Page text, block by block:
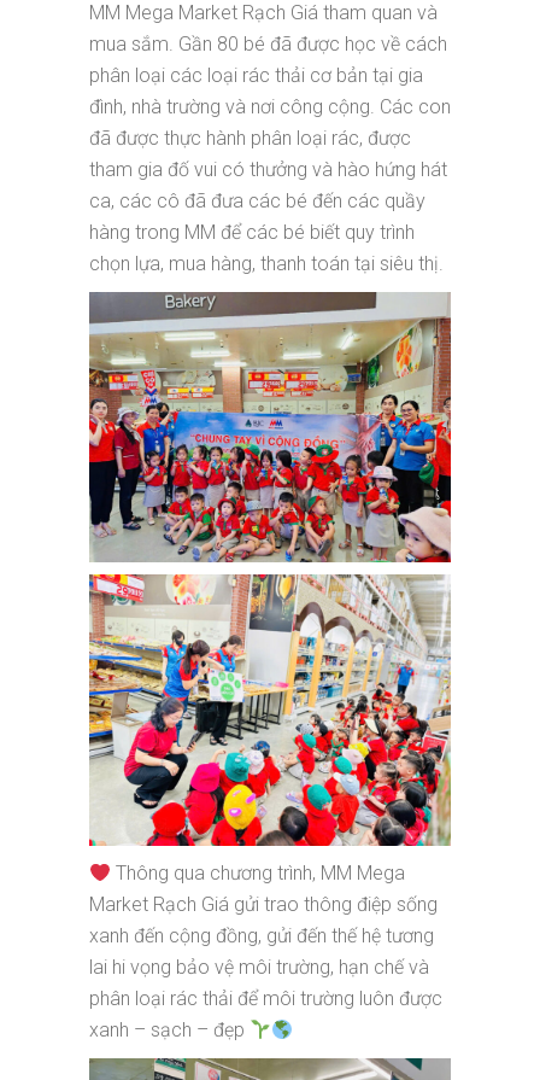
MM Mega Market Rạch Giá tham quan và
mua sắm. Gần 80 bé đã được học về cách
phân loại các loại rác thải cơ bản tại gia
đình, nhà trường và nơi công cộng. Các con
đã được thực hành phân loại rác, được
tham gia đố vui có thưởng và hào hứng hát
ca, các cô đã đưa các bé đến các quầy
hàng trong MM để các bé biết quy trình
chọn lựa, mua hàng, thanh toán tại siêu thị.
Thông qua chương trình, MM Mega
Market Rạch Giá gửi trao thông điệp sống
xanh đến cộng đồng, gửi đến thế hệ tương
lai hi vọng bảo vệ môi trường, hạn chế và
phân loại rác thải để môi trường luôn được
xanh – sạch – đẹp